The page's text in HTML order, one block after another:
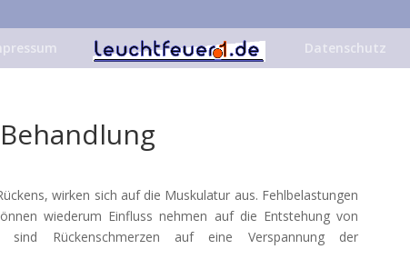
Datenschutz
wirken sich auf die Muskulatur aus. Fehlbelastungen
wiederum Einfluss nehmen auf die Entstehung von
sind Rückenschmerzen auf eine Verspannung der